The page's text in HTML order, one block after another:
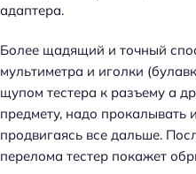
адаптера.
Более щадящий и точный
мультиметра и иголки
щупом тестера к разъему а
предмету, надо
продвигаясь все дальше.
перелома тестер покажет